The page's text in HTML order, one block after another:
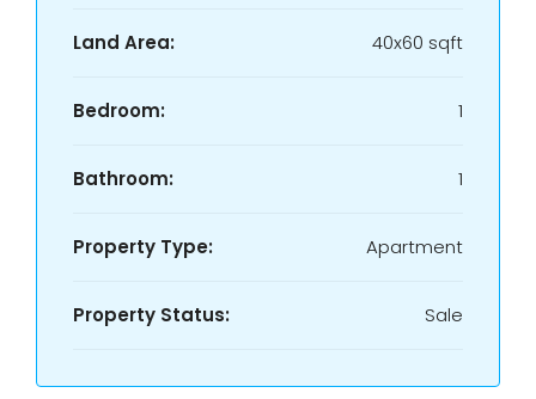
Land Area: 40x60 sqft
Bedroom: 1
Bathroom: 1
Property Type: Apartment
Property Status: Sale